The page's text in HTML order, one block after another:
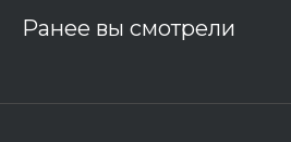
Ранее вы смотрели